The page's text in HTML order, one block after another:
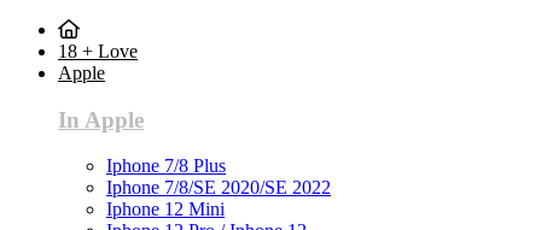
18 + Love
Apple
In Apple
Iphone 7/8 Plus
Iphone 7/8/SE 2020/SE 2022
Iphone 12 Mini